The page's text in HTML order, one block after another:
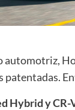
automotriz,
patentadas.
Hybrid y